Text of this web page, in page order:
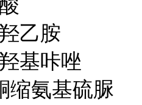
乙胺
基咔唑
缩氨基硫脲